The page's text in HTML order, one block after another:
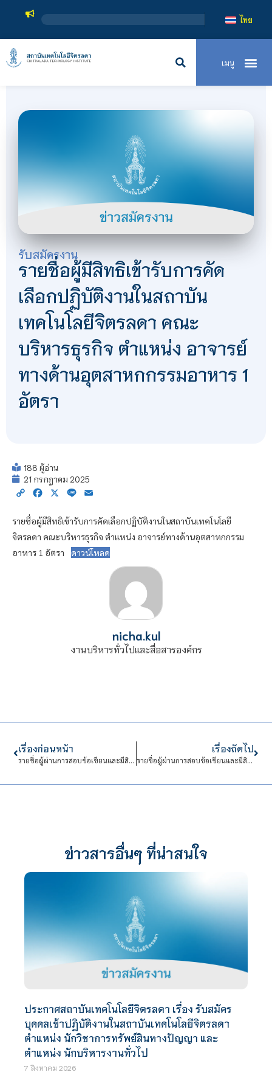
ไทย
รับสมัครงาน
รายชื่อผู้มีสิทธิเข้ารับการคัด
เลือกปฏิบัติงานในสถาบัน
เทคโนโลยีจิตรลดา คณะ
บริหารธุรกิจ ตำแหน่ง อาจารย์
ทางด้านอุตสาหกกรรมอาหาร 1
อัตรา
188 ผู้อ่าน
21 กรกฎาคม 2025
Copy Facebook
X Line
รายชื่อผู้มีสิทธิเข้ารับการคัดเลือกปฏิบัติงานในสถาบันเทคโนโลยี
จิตรลดา คณะบริหารธุรกิจ ตำแหน่ง อาจารย์ทางด้านอุตสาหกกรรม
อาหาร 1 อัตรา
ดาวน์โหลด
nicha.kul
งานบริหารทั่วไปและสื่อสารองค์กร
เรื่องก่อนหน้า
รายชื่อผู้ผ่านการสอบข้อเขียนและมีสิทธิเข้ารับการสอบสัมภาษณ์และสอบสอน ตำแหน่ง ครูวิชาชีพ สาขาวิชาเมคคาทรอนิกส์และหุ่นยนต์ 1 อัตรา
เรื่องถัดไป
รายชื่อผู้ผ่านการสอบข้อเขียนและมีสิทธิเข้ารับการสอบสัมภาษณ์และสอบสอน สังกัด คณะบริหารธุรกิจ 1 อัตรา
ข่าวสารอื่นๆ ที่น่าสนใจ
ประกาศสถาบันเทคโนโลยีจิตรลดา เรื่อง รับสมัคร
บุคคลเข้าปฏิบัติงานในสถาบันเทคโนโลยีจิตรลดา
ตำแหน่ง นักวิชาการทรัพย์สินทางปัญญา และ
ตำแหน่ง นักบริหารงานทั่วไป
7 สิงหาคม 2026